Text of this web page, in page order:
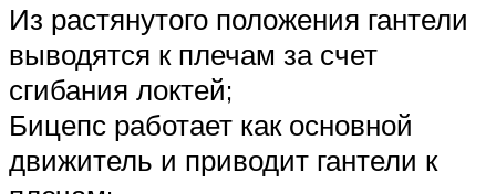
Из растянутого положения гантели
выводятся к плечам за счет
сгибания локтей;
Бицепс работает как основной
движитель и приводит гантели к